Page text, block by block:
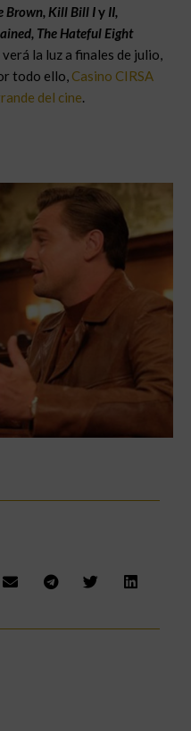
Brown, Kill Bill Iy II,
The Hateful Eight
verá la luz a finales de julio,
todo ello, Casino CIRSA
del cine.